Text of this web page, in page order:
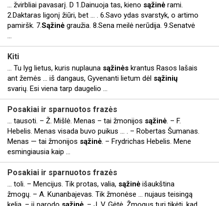
... žvirbliai pavasarį. D 1.Dainuoja tas, kieno sąžinė rami.
2.Daktaras ligonį žiūri, bet ... . 6.Savo ydas svarstyk, o artimo
pamiršk. 7.Sąžinė graužia. 8.Sena meilė nerūdija. 9.Senatvė
...
Kiti
... Tu lyg lietus, kuris nuplauna sąžinės krantus Rasos lašais
ant žemės ... iš dangaus, Gyvenanti lietum dėl sąžinių
svarių. Esi viena tarp daugelio ...
Posakiai ir sparnuotos frazės
... tausoti. – Ž. Mišlė. Menas – tai žmonijos sąžinė. – F.
Hebelis. Menas visada buvo puikus ... . – Robertas Šumanas.
Menas — tai žmonijos sąžinė. – Frydrichas Hebelis. Mene
esmingiausia kaip ...
Posakiai ir sparnuotos frazės
... toli. – Mencijus. Tik protas, valia, sąžinė išaukština
žmogų. – A. Kunanbajevas. Tik žmonėse ... nujaus teisingą